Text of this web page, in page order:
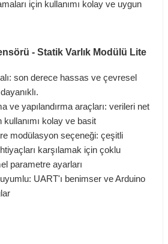
için kullanımı kolay ve uygun
- Statik Varlık Modülü Lite
son derece hassas ve çevresel
ve yapılandırma araçları: verileri net
kolay ve basit
modülasyon seçeneği: çeşitli
karşılamak için çoklu
parametre ayarları
uyumlu: UART'ı benimser ve Arduino